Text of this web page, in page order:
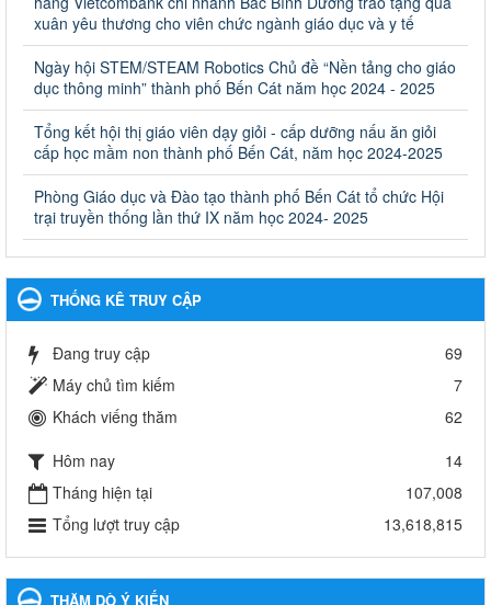
giáo dục khác thuộc thẩm quyền giải quyết của Sở Giáo dục
và Đào tạo, Ủy ban nhân dân cấp huyện
Quyết định công bố thủ tục hành chính bị bãi bỏ trong lĩnh vực
giáo dục đào tạo thuộc hệ giáo dục quốc dân và cơ sở giáo dục
khác thuộc thẩm quyền giải quyết của Sở Giáo dục và Đào tạo,
Ủy ban nhân dân cấp huyện
Ngày ban hành: 30/09/2024
Hướng dẫn thực hiện nhiệm vụ giáo dục tiểu học năm học
2024-2025
Hướng dẫn thực hiện nhiệm vụ giáo dục tiểu học năm học 2024-
2025
Ngày ban hành: 26/09/2024
Tổ chức các hoạt động hè cho học sinh năm 2024
Ngày ban hành: 24/05/2024
Tổ chức phong trào trồng cây xanh trong ngành Giáo dục
Tổ chức phong trào trồng cây xanh trong ngành Giáo dục và Đào
tạo năm 2024
Ngày ban hành: 16/05/2024
Thông báo về việc treo Quốc kỳ và nghỉ lễ kỉ niệm 49 năm
ngày Giải phóng hoàn toàn miền năm - thống nhất đất nước
xuân yêu thương cho viên chức ngành giáo dục và y tế
Ngày hội STEM/STEAM Robotics Chủ đề “Nền tảng cho giáo
dục thông minh” thành phố Bến Cát năm học 2024 - 2025
Tổng kết hội thị giáo viên dạy giỏi - cấp dưỡng nấu ăn giỏi
cấp học mầm non thành phố Bến Cát, năm học 2024-2025
Phòng Giáo dục và Đào tạo thành phố Bến Cát tổ chức Hội
trại truyền thống lần thứ IX năm học 2024- 2025
THỐNG KÊ TRUY CẬP
Đang truy cập
69
Máy chủ tìm kiếm
7
Khách viếng thăm
62
Hôm nay
14
Tháng hiện tại
107,008
Tổng lượt truy cập
13,618,815
THĂM DÒ Ý KIẾN